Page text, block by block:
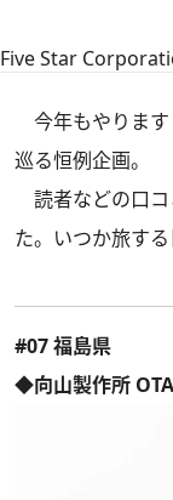
Five Star
今年もやりま
巡る恒例企画。
読者などの口コ
た。いつか旅する
#07 福島県
◆向山製作所